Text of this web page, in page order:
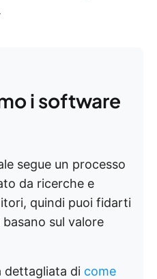
i software
segue un processo
da ricerche e
quindi puoi fidarti
sul valore
dettagliata di come